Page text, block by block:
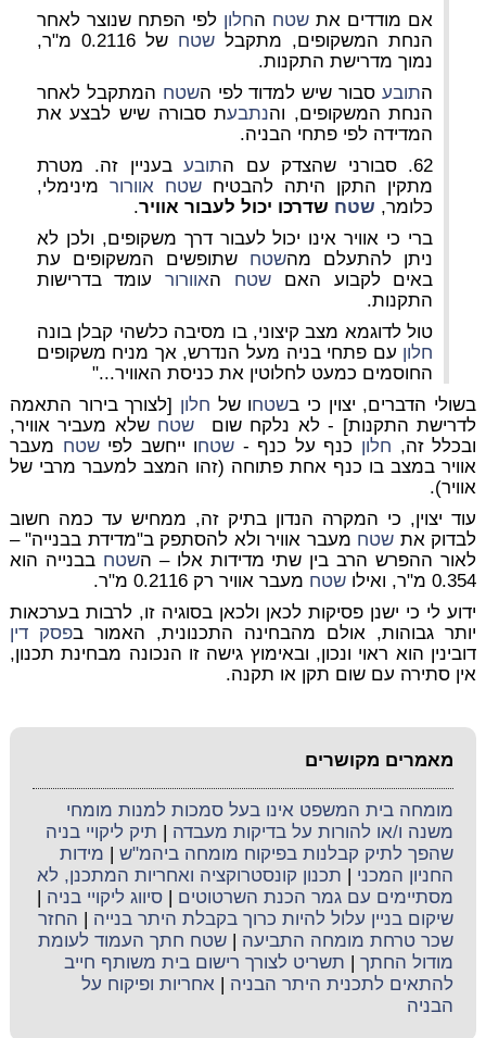
אם מודדים את שטח החלון לפי הפתח שנוצר לאחר
הנחת המשקופים, מתקבל שטח
של 0.2116 מ"ר,
נמוך מדרישת התקנות.
התובעסבור שיש למדוד לפי השטח המתקבל לאחר
הנחת המשקופים, והנתבעת סבורה שיש לבצע את
המדידה לפי פתחי הבניה.
62. סבורני שהצדק עם ה
תובעבעניין זה. מטרת
מתקין התקן היתה להבטיחשטח אוורור מינימלי,
כלומר, שטח שדרכו יכול לעבור אוויר.
ברי כי אוויר אינו יכול לעבור דרך משקופים, ולכן לא
ניתן להתעלם מהשטח שתופשים המשקופים עת
באים לקבוע האם שטח האוורורעומד בדרישות
התקנות.
טול לדוגמא מצב קיצוני, בו מסיבה כלשהי קבלן בונה
חלון עם פתחי בניה מעל הנדרש, אך מניח משקופים
החוסמים כמעט לחלוטין את כניסת האוויר..."
בשולי הדברים, יצוין כי בשטחו של חלון [לצורך בירור התאמה
לדרישת התקנות] - לא נלקח שום שטח שלא מעביר אוויר,
ובכלל זה, חלון כנף על כנף - שטחו ייחשב לפישטח מעבר
אוויר במצב בו כנף אחת פתוחה (זהו המצב למעבר מרבי של
אוויר).
עוד יצוין, כי המקרה הנדון בתיק זה, ממחיש עד כמה חשוב
לבדוק את שטח מעבר אוויר ולא להסתפק ב"מדידת בבנייה" –
לאור ההפרש הרב בין שתי מדידות אלו – השטח בבנייה הוא
0.354 מ"ר, ואילו
שטח מעבר אוויר רק 0.2116 מ"ר.
ידוע לי כי ישנן פסיקות לכאן ולכאן בסוגיה זו, לרבות בערכאות
יותר גבוהות, אולם מהבחינה התכנונית, האמור בפסק דין
דובינין הוא ראוי ונכון, ובאימוץ גישה זו הנכונה מבחינת תכנון,
אין סתירה עם שום תקן או תקנה.
מאמרים מקושרים
מומחה בית המשפט אינו בעל סמכות למנות מומחי
משנה ו/או להורות על בדיקות מעבדה
תיק ליקויי בניה
שהפך לתיק קבלנות בפיקוח מומחה ביהמ"ש
מידות
החניון המכני
תכנון קונסטרוקציה ואחריות המתכנן, לא
מסתיימים עם גמר הכנת השרטוטים |סיווג ליקויי בניה
שיקום בניין עלול להיות כרוך בקבלת היתר בנייה
החזר
שכר טרחת מומחה התביעה |שטח חתך העמוד לעומת
מודול החתך
תשריט לצורך רישום בית משותף חייב
להתאים לתכנית היתר הבניה |אחריות ופיקוח על
הבניה